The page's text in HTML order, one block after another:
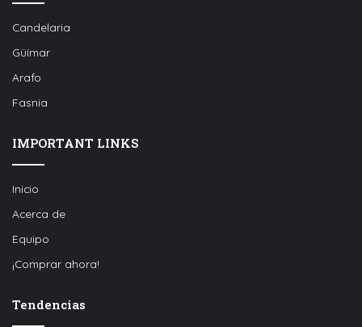
Candelaria
Güímar
Arafo
Fasnia
IMPORTANT LINKS
Inicio
Acerca de
Equipo
¡Comprar ahora!
Tendencias